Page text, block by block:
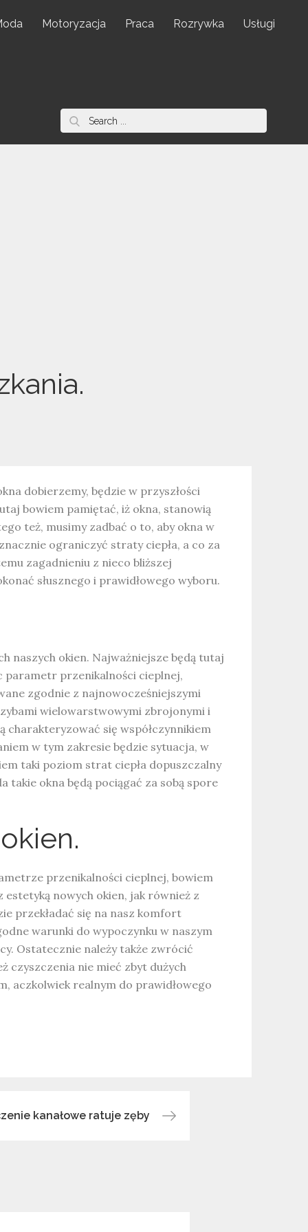
Motoryzacja Praca Rozrywka Usługi
Search
for:
dobierzemy, będzie w przyszłości
bowiem pamiętać, iż okna, stanowią
też, musimy zadbać o to, aby okna w
ograniczyć straty ciepła, a co za
zagadnieniu z nieco bliższej
słusznego i prawidłowego wyboru.
naszych okien. Najważniejsze będą tutaj
parametr przenikalności cieplnej,
zgodnie z najnowocześniejszymi
wielowarstwowymi zbrojonymi i
się współczynnikiem
w tym zakresie będzie sytuacja, w
taki poziom strat ciepła dopuszczalny
okna będą pociągać za sobą spore
przenikalności cieplnej, bowiem
nowych okien, jak również z
przekładać się na nasz komfort
warunki do wypoczynku w naszym
Ostatecznie należy także zwrócić
czyszczenia nie mieć zbyt dużych
aczkolwiek realnym do prawidłowego
kanałowe ratuje zęby